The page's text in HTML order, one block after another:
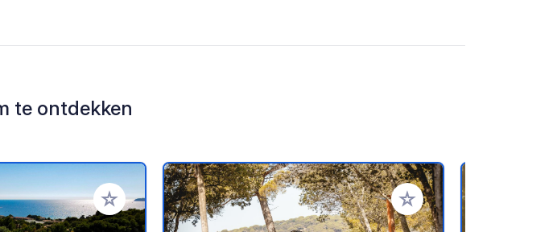
te ontdekken
Voeg toe aan je favorieten Voeg toe aan je favorieten